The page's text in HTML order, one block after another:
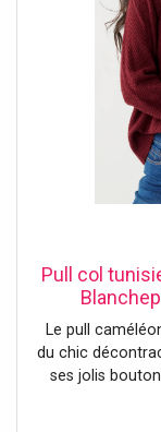
Pull col
Le pull
du chic
ses jolis
essentiel à